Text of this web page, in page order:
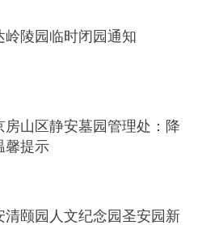
优化服务内容，提升服务
人都满意”的企业理念。
岭陵园临时闭园通知
房山区静安墓园管理处：降
馨提示
清颐园人文纪念园圣安园新